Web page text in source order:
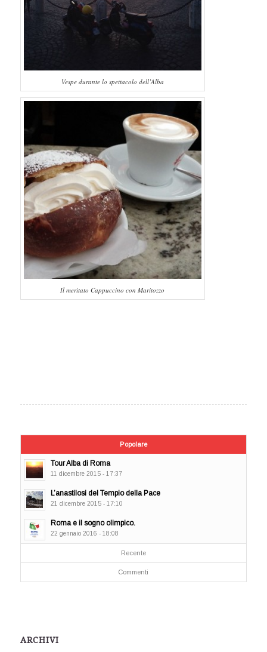
Vespe durante lo spettacolo dell’Alba
Il meritato Cappuccino con Maritozzo
Popolare
Tour Alba di Roma
11 dicembre 2015 - 17:37
L’anastilosi del Tempio della Pace
21 dicembre 2015 - 17:10
Roma e il sogno olimpico.
22 gennaio 2016 - 18:08
Recente
Commenti
ARCHIVI